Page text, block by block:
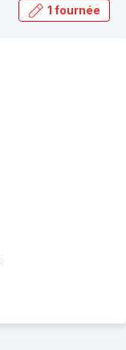
1 fournée